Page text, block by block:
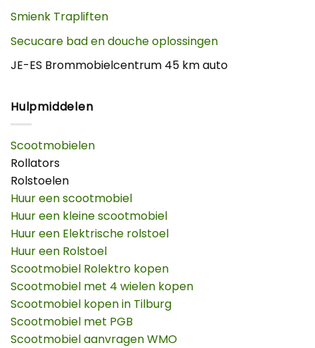
Smienk Trapliften
Secucare bad en douche oplossingen
JE-ES Brommobielcentrum 45 km auto
Hulpmiddelen
Scootmobielen
Rollators
Rolstoelen
Huur een scootmobiel
Huur een kleine scootmobiel
Huur een Elektrische rolstoel
Huur een Rolstoel
Scootmobiel Rolektro kopen
Scootmobiel met 4 wielen kopen
Scootmobiel kopen in Tilburg
Scootmobiel met PGB
Scootmobiel aanvragen WMO